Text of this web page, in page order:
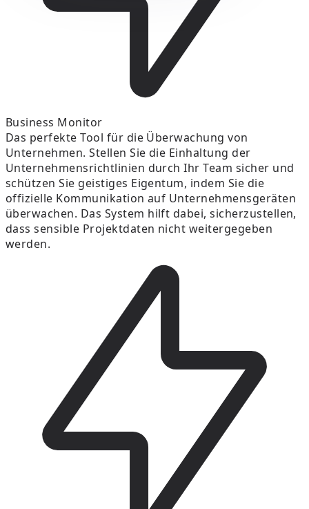
Business Monitor
Das perfekte Tool für die Überwachung von
Unternehmen. Stellen Sie die Einhaltung der
Unternehmensrichtlinien durch Ihr Team sicher und
schützen Sie geistiges Eigentum, indem Sie die
offizielle Kommunikation auf Unternehmensgeräten
überwachen. Das System hilft dabei, sicherzustellen,
dass sensible Projektdaten nicht weitergegeben
werden.